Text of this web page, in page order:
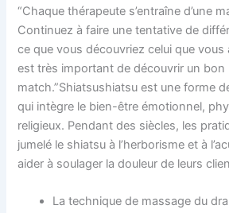
“Chaque thérapeute s’entraîne d’une
Continuez à faire une tentative de
ce que vous découvriez celui que vous
est très important de découvrir un bon
match.”Shiatsushiatsu est une forme
qui intègre le bien-être émotionnel,
religieux. Pendant des siècles, les
jumelé le shiatsu à l’herborisme et à
aider à soulager la douleur de leurs
La technique de massage du